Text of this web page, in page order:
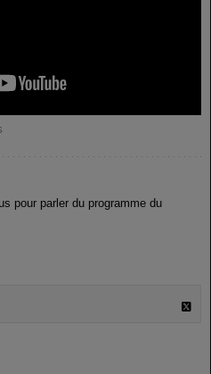
pour parler du programme du